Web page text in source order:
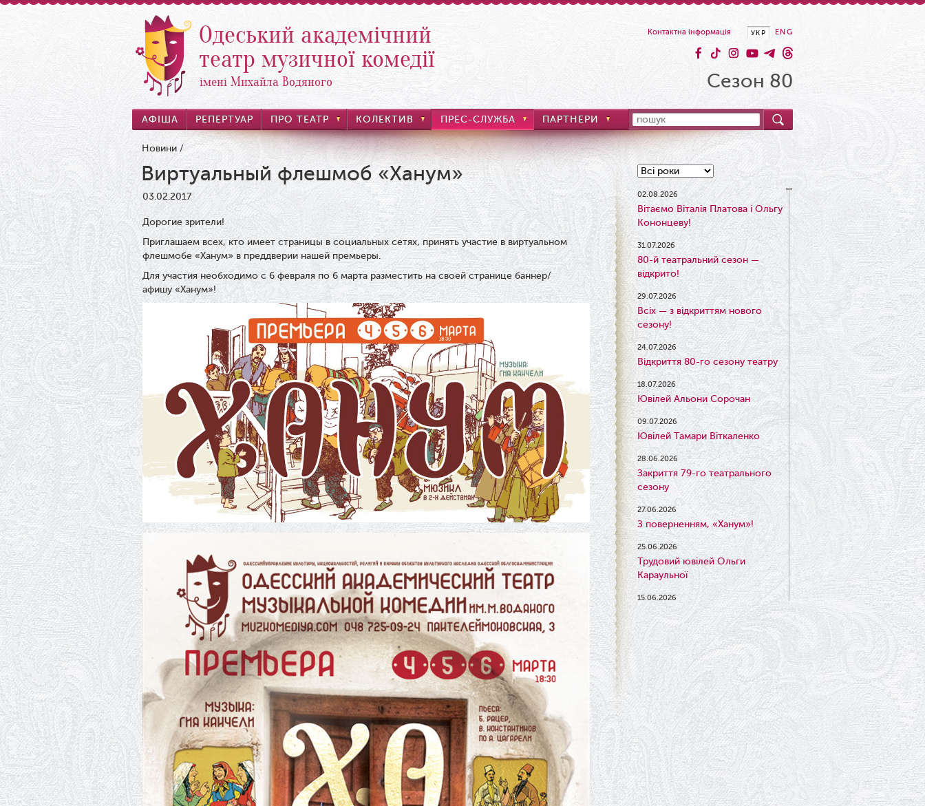
Одеський академічний
театр музичної комедії
імені Михайла Водяного
ENG
УКР
Контактна інформація
Сезон 80
АФІША РЕПЕРТУАР ПРО ТЕАТР КОЛЕКТИВ ПРЕС-СЛУЖБА ПАРТНЕРИ
Новини /
Виртуальный флешмоб «Ханум»
03.02.2017
Дорогие зрители!
Приглашаем всех, кто имеет страницы в социальных сетях,принять участие в виртуальном
флешмобе «Ханум» в преддверии нашей премьеры.
Для участия необходимо с 6 февраля по 6 марта разместить на своей странице баннер/
афишу «Ханум»!
02.08.2026
Вітаємо Віталія Платова і Ольгу
Кононцеву!
31.07.2026
80-й театральний сезон —
відкрито!
29.07.2026
Всіх — з відкриттям нового
сезону!
24.07.2026
Відкриття 80-го сезону театру
18.07.2026
Ювілей Альони Сорочан
09.07.2026
Ювілей Тамари Віткаленко
28.06.2026
Закриття 79-го театрального
сезону
27.06.2026
З поверненням, «Ханум»!
25.06.2026
Трудовий ювілей Ольги
Караульної
15.06.2026
Результати конкурсу
09.06.2026
Вітаємо Ірину Візіренко з
народженням дівчинки!
01.06.2026
Дякуємо за свято!
01.06.2026
Графік роботи каси 1 червня
31.05.2026
Ювілей Олени Редько
30.05.2026